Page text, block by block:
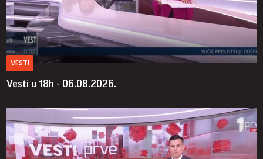
VESTI
Vesti u 18h - 06.08.2026.